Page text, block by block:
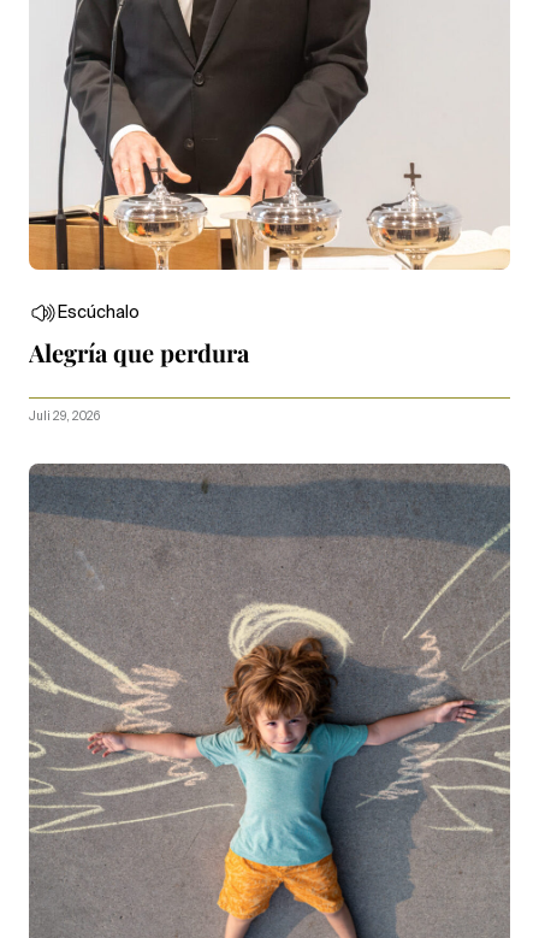
Escúchalo
Alegría que perdura
Juli 29, 2026